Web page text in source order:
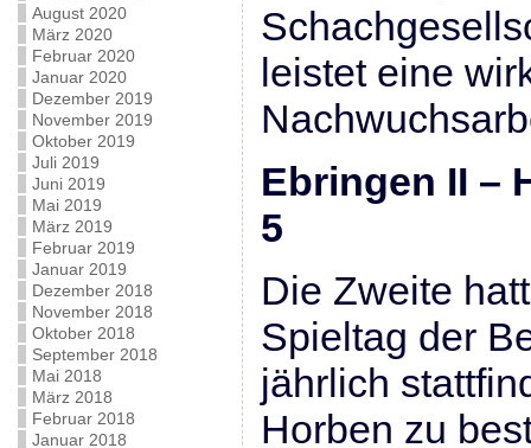
August 2020
März 2020
Februar 2020
Januar 2020
Dezember 2019
November 2019
Oktober 2019
Juli 2019
Juni 2019
Mai 2019
März 2019
Februar 2019
Januar 2019
Dezember 2018
November 2018
Oktober 2018
September 2018
Mai 2018
März 2018
Februar 2018
Januar 2018
leistet eine
Ebringen II –
5
Die Zweite
Spieltag der
jährlich
Horben zu